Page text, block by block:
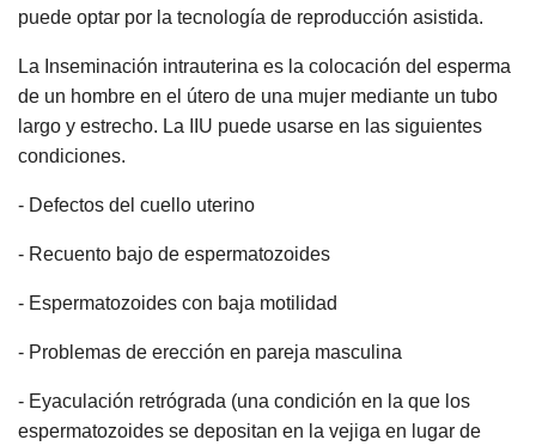
puede optar por la tecnología de reproducción asistida.
La Inseminación intrauterina es la colocación del esperma
de un hombre en el útero de una mujer mediante un tubo
largo y estrecho. La IIU puede usarse en las siguientes
condiciones.
- Defectos del cuello uterino
- Recuento bajo de espermatozoides
- Espermatozoides con baja motilidad
- Problemas de erección en pareja masculina
- Eyaculación retrógrada (una condición en la que los
espermatozoides se depositan en la vejiga en lugar de